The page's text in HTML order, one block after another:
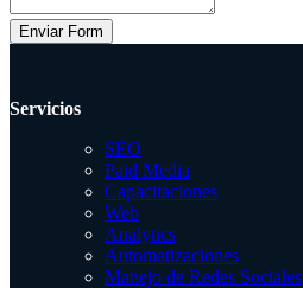
Enviar Form
Servicios
SEO
Paid Media
Capacitaciones
Web
Analytics
Automatizaciones
Manejo de Redes Sociales